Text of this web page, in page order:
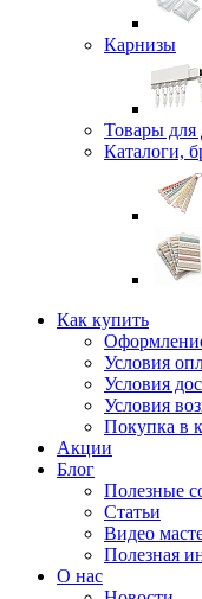
Карнизы
Товары для
Каталоги,
Как купить
Условия
Условия
Условия
Покупка в
Акции
Блог
Полезные
Статьи
Видео
Полезная
О нас